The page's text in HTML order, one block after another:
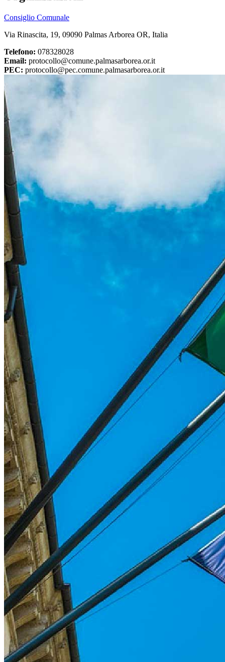
Consiglio Comunale
Via Rinascita, 19, 09090 Palmas Arborea OR, Italia
Telefono: 078328028
Email: protocollo@comune.palmasarborea.or.it
PEC: protocollo@pec.comune.palmasarborea.or.it